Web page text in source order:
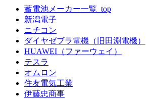
蓄電池メーカー一覧_top
新潟電子
ニチコン
ダイヤゼブラ電機（旧田淵電機）
HUAWEI（ファーウェイ）
テスラ
オムロン
住友電気工業
伊藤忠商事